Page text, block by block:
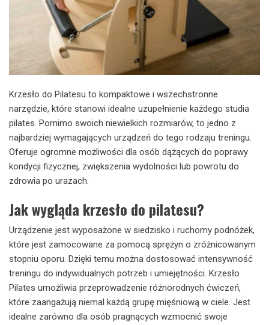
Krzesło do Pilatesu to kompaktowe i wszechstronne
narzędzie, które stanowi idealne uzupełnienie każdego studia
pilates. Pomimo swoich niewielkich rozmiarów, to jedno z
najbardziej wymagających urządzeń do tego rodzaju treningu.
Oferuje ogromne możliwości dla osób dążących do poprawy
kondycji fizycznej, zwiększenia wydolności lub powrotu do
zdrowia po urazach.
Jak wygląda krzesło do pilatesu?
Urządzenie jest wyposażone w siedzisko i ruchomy podnóżek,
które jest zamocowane za pomocą sprężyn o zróżnicowanym
stopniu oporu. Dzięki temu można dostosować intensywność
treningu do indywidualnych potrzeb i umiejętności. Krzesło
Pilates umożliwia przeprowadzenie różnorodnych ćwiczeń,
które zaangażują niemal każdą grupę mięśniową w ciele. Jest
idealne zarówno dla osób pragnących wzmocnić swoje